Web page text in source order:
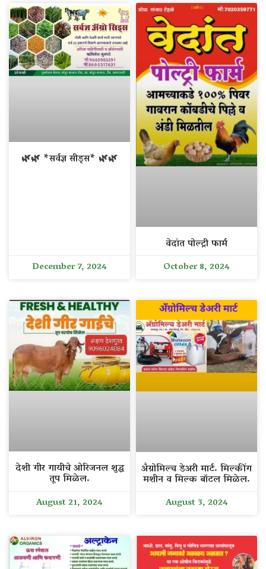
🌿🌿 *सर्वज्ञ सीड्स* 🌿🌿
December 7, 2024
वेदांत पोल्ट्री फार्म
October 8, 2024
देशी गीर गायीचे ओरिजनल शुद्ध
तूप मिळेल.
August 21, 2024
अँग्रोमिल्च डेअरी मार्ट. मिल्कींग
मशीन व मिल्क बॉटल मिळेल.
August 3, 2024